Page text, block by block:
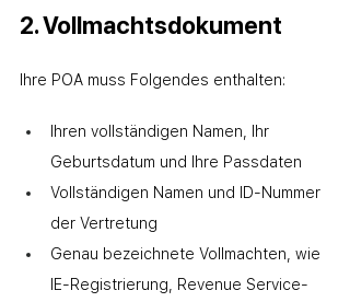
2. Vollmachtsdokument
Ihre POA muss Folgendes enthalten:
Ihren vollständigen Namen, Ihr
Geburtsdatum und Ihre Passdaten
Vollständigen Namen und ID-Nummer
der Vertretung
Genau bezeichnete Vollmachten, wie
IE-Registrierung, Revenue Service-